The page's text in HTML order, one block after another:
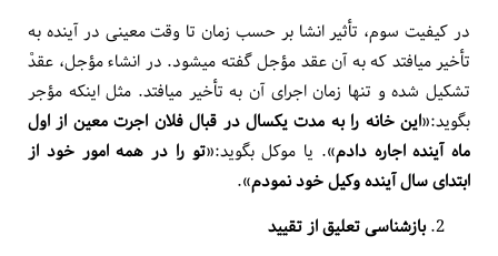
در کیفیت سوم، تأثیر انشا بر حسب زمان تا وقت معینی در آینده به
تأخیر می­افتد که به آن عقد مؤجل گفته می­شود. در انشاء مؤجل، عقدْ
تشکیل شده و تنها زمان اجرای آن به تأخیر می­افتد. مثل این­که مؤجر
بگوید:«این خانه را به مدت یک­سال در قبال فلان اجرت معین از اول
ماه آینده اجاره دادم». یا موکل بگوید:«تو را در همه امور خود از
ابتدای سال آینده وکیل خود نمودم».
بازشناسی تعلیق از تقیید